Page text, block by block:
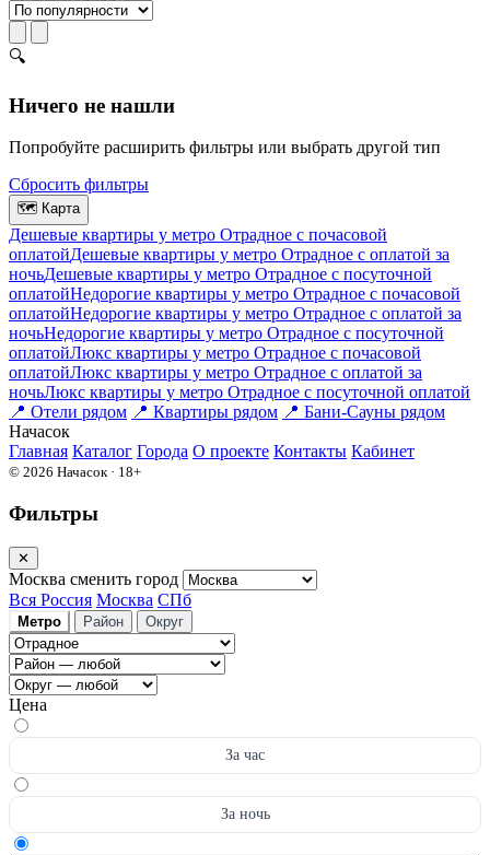
🔍
Ничего не нашли
Попробуйте расширить фильтры или выбрать другой тип
Сбросить фильтры
🗺 Карта
Дешевые квартиры у метро Отрадное c почасовой
оплатойДешевые квартиры у метро Отрадное с оплатой за
ночьДешевые квартиры у метро Отрадное c посуточной
оплатойНедорогие квартиры у метро Отрадное c почасовой
оплатойНедорогие квартиры у метро Отрадное с оплатой за
ночьНедорогие квартиры у метро Отрадное c посуточной
оплатойЛюкс квартиры у метро Отрадное c почасовой
оплатойЛюкс квартиры у метро Отрадное с оплатой за
ночьЛюкс квартиры у метро Отрадное c посуточной оплатой
📍 Отели рядом 📍 Квартиры рядом 📍 Бани-Сауны рядом
Начасок
Главная Каталог Города О проекте Контакты Кабинет
© 2026 Начасок · 18+
Фильтры
✕
Москва сменить город
Вся Россия Москва СПб
Метро Район Округ
Цена
За час
За ночь